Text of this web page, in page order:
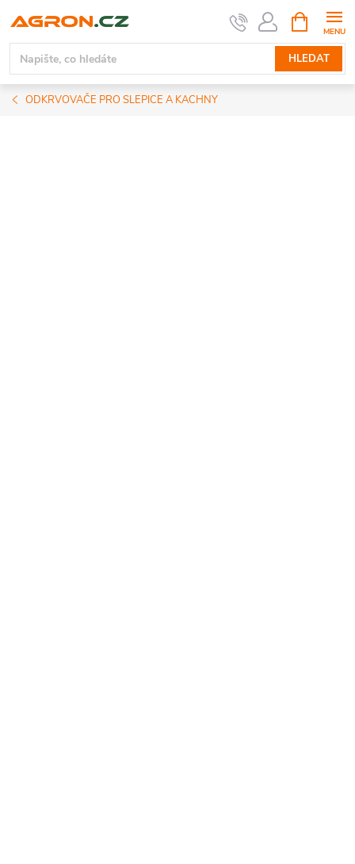
na
obsah
HLEDAT
NÁKUPNÍ
KOŠÍK
ODKRVOVAČE PRO SLEPICE A KACHNY